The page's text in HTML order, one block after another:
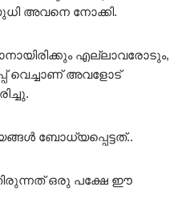
അവനെ നോക്കി.
എല്ലാവരോടും,
വെച്ചാണ് അവളോട്
ബോധ്യപ്പെട്ടത്..
ഒരു പക്ഷേ ഈ